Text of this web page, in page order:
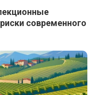
современного